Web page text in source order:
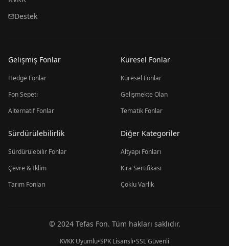
Destek
Gelişmiş Fonlar
Hedge Fonlar
Fon Sepeti
Alternatif Fonlar
Küresel Fonlar
Küresel Fonlar
Gelişmekte Olan
Tematik Fonlar
Sürdürülebilirlik
Sürdürülebilir Fonlar
Çevre & İklim
Tarım Fonları
Diğer Kategoriler
Altyapı Fonları
Kira Sertifikası
Çoklu Varlık
© 2024 Tefas Fon. Tüm hakları saklıdır.
KVKK Uyumlu•SPK Lisanslı•SSL Güvenli